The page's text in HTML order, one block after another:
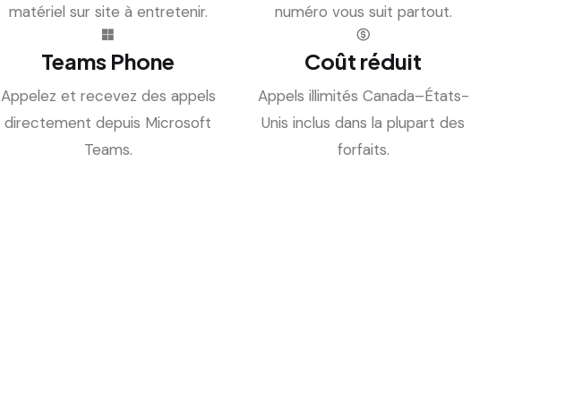
matériel sur site à entretenir.
numéro vous suit partout.
Teams Phone
Appelez et recevez des appels
directement depuis Microsoft
Teams.
Coût réduit
Appels illimités Canada–États-
Unis inclus dans la plupart des
forfaits.